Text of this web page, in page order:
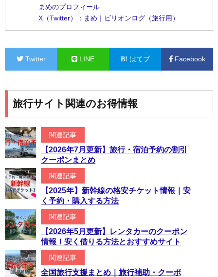
まめのプロフィール
X（Twitter）：まめ｜ビリオンログ（旅行用）
Twitter LINE はてブ Facebook
旅行サイト関連のお得情報
関連記事
【2026年7月更新】旅行・宿泊予約の割引
クーポンまとめ
関連記事
【2025年】新幹線の格安チケット情報｜安
く予約・購入する方法
関連記事
【2026年5月更新】レンタカーのクーポン
情報！安く借りる方法とおすすめサイト
関連記事
全国旅行支援まとめ｜旅行補助・クーポ